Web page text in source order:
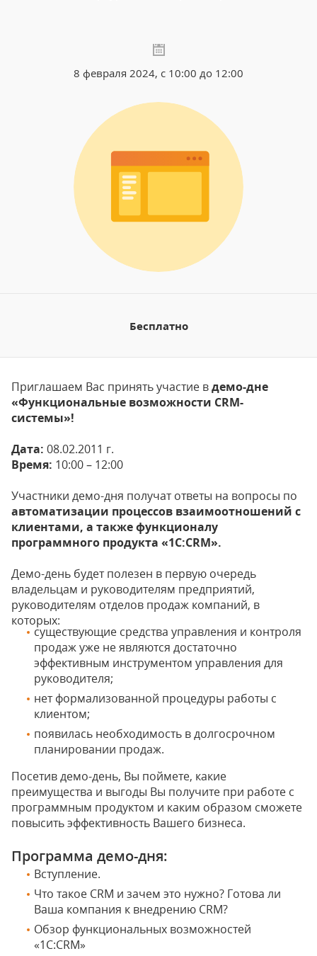
8 февраля 2024, с 10:00 до 12:00
Бесплатно
Приглашаем Вас принять участие вдемо-дне
«Функциональные возможности CRM-
системы»!
Дата: 08.02.2011 г.
Время: 10:00 – 12:00
Участники демо-дня получат ответы на вопросы по
автоматизации процессов взаимоотношений с
клиентами, а также функционалу
программного продукта «1С:CRM».
Демо-день будет полезен в первую очередь
владельцам и руководителям предприятий,
руководителям отделов продаж компаний, в
которых:
существующие средства управления и контроля
продаж уже не являются достаточно
эффективным инструментом управления для
руководителя;
нет формализованной процедуры работы с
клиентом;
появилась необходимость в долгосрочном
планировании продаж.
Посетив демо-день, Вы поймете, какие
преимущества и выгоды Вы получите при работе с
программным продуктом и каким образом сможете
повысить эффективность Вашего бизнеса.
Программа демо-дня:
Вступление.
Что такое CRM и зачем это нужно? Готова ли
Ваша компания к внедрению CRM?
Обзор функциональных возможностей
«1С:CRM»